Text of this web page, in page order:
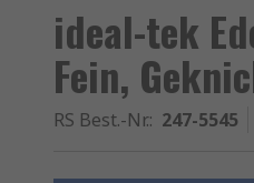
ideal-tek
Fein,
RS Best.-Nr.: 247-5545